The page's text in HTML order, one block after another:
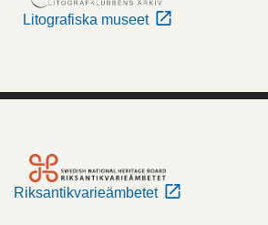
Litografiska museet
Riksantikvarieämbetet